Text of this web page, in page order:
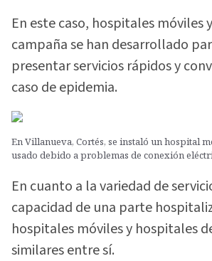
En este caso, hospitales móviles
campaña se han desarrollado
presentar servicios rápidos y
caso de epidemia.
En Villanueva, Cortés, se instaló un hospital
usado debido a problemas de conexión
En cuanto a la variedad de
capacidad de una parte
hospitales móviles y hospitales
similares entre sí.